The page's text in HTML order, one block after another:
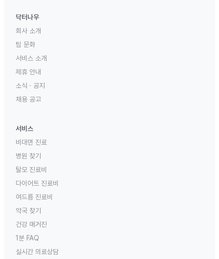
닥터나우
회사 소개
팀 문화
서비스 소개
제휴 안내
소식 · 공지
채용 공고
서비스
비대면 진료
병원 찾기
탈모 진료비
다이어트 진료비
여드름 진료비
약국 찾기
건강 매거진
1분 FAQ
실시간 의료상담